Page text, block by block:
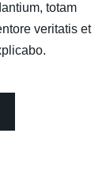
totam
veritatis et